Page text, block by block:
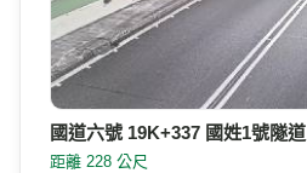
國道六號 19K+337 國姓1號隧道
距離 228 公尺